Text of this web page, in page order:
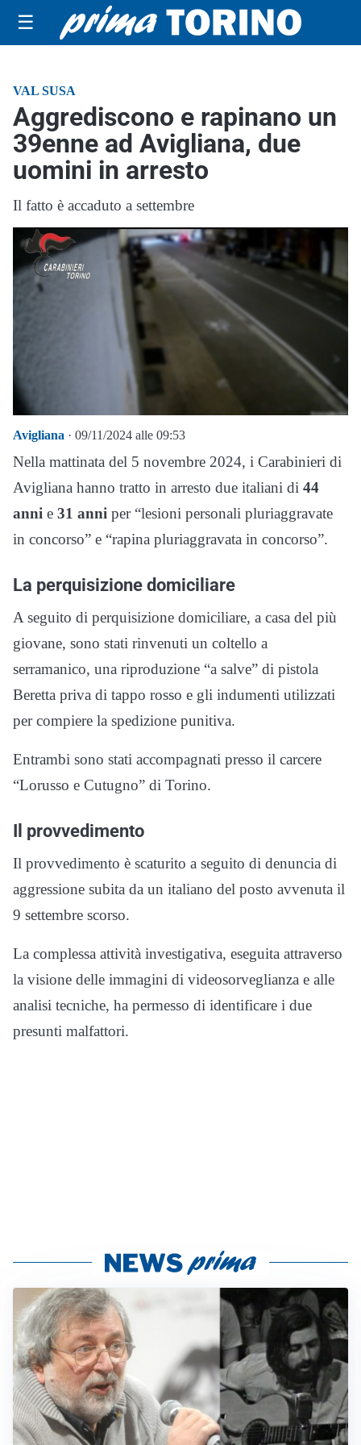
☰
VAL SUSA
Aggrediscono e rapinano un
39enne ad Avigliana, due
uomini in arresto
Il fatto è accaduto a settembre
Avigliana · 09/11/2024 alle 09:53
Nella mattinata del 5 novembre 2024, i Carabinieri di
Avigliana hanno tratto in arresto due italiani di 44
anni e 31 anni per “lesioni personali pluriaggravate
in concorso” e “rapina pluriaggravata in concorso”.
La perquisizione domiciliare
A seguito di perquisizione domiciliare, a casa del più
giovane, sono stati rinvenuti un coltello a
serramanico, una riproduzione “a salve” di pistola
Beretta priva di tappo rosso e gli indumenti utilizzati
per compiere la spedizione punitiva.
Entrambi sono stati accompagnati presso il carcere
“Lorusso e Cutugno” di Torino.
Il provvedimento
Il provvedimento è scaturito a seguito di denuncia di
aggressione subita da un italiano del posto avvenuta il
9 settembre scorso.
La complessa attività investigativa, eseguita attraverso
la visione delle immagini di videosorveglianza e alle
analisi tecniche, ha permesso di identificare i due
presunti malfattori.